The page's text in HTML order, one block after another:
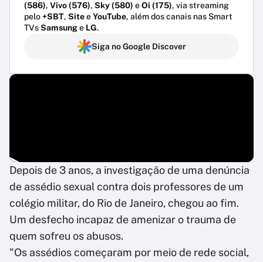
(586), Vivo (576), Sky (580) eOi (175), via streaming
pelo+SBT, SiteeYouTube, além dos canais nas Smart
TVsSamsunge LG.
Siga no Google Discover
Depois de 3 anos, a investigação de uma denúncia
de assédio sexual contra dois professores de um
colégio militar, do Rio de Janeiro, chegou ao fim.
Um desfecho incapaz de amenizar o trauma de
quem sofreu os abusos.
"Os assédios começaram por meio de rede social,